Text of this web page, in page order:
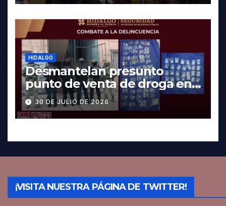
HIDALGO
Desmantelan presunto
punto de venta de droga en
Pachuca; hay dos detenidos
30 DE JULIO DE 2026
¡VISITA NUESTRA PÁGINA DE TWITTER!